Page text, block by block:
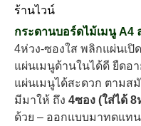
ร้านไวน์
กระดานบอร์ดไม้เมนู A4
4ห่วง-ซองใส พลิกแผ่นเปิ
แผ่นเมนูด้านในได้ดี ยืดอ
แผ่นเมนูได้สะดวก ตามส
มีมาให้ ถึง 4ซอง (ใส่ได้ 8
ด้วย – ออกแบบมาทดแทน